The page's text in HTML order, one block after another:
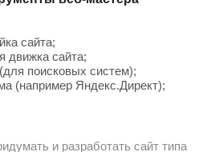
сайта;
движка сайта;
поисковых систем);
(например Яндекс.Директ);